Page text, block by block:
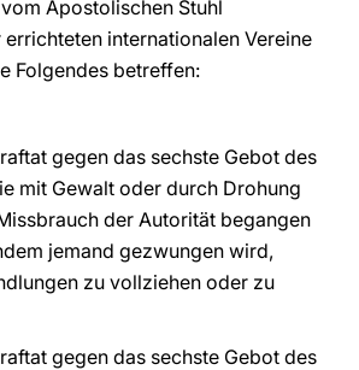
Apostolischen Stuhl
internationalen Vereine
Folgendes betreffen:
gegen das sechste Gebot des
mit Gewalt oder durch Drohung
der Autorität begangen
jemand gezwungen wird,
zu vollziehen oder zu
gegen das sechste Gebot des